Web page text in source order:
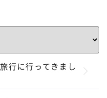
行に行ってきまし